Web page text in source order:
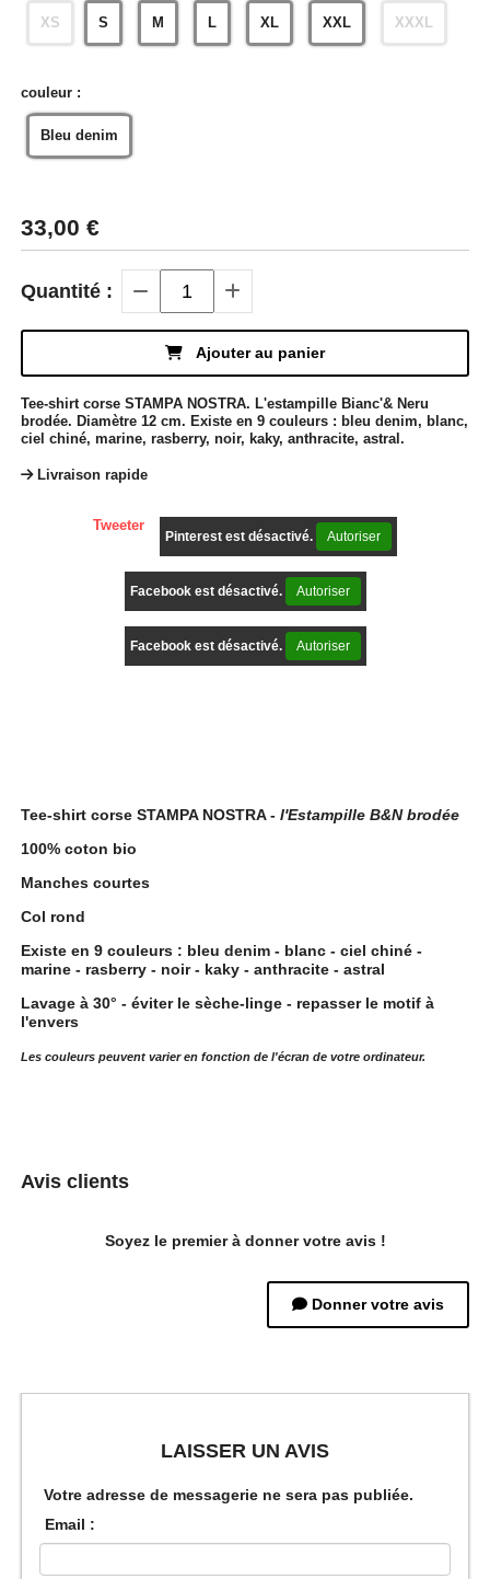
XS S M L XL XXL XXXL
couleur :
Bleu denim
33,00 €
Quantité :
Ajouter au panier
Tee-shirt corse STAMPA NOSTRA. L'estampille Bianc'& Neru
brodée. Diamètre 12 cm. Existe en 9 couleurs : bleu denim, blanc,
ciel chiné, marine, rasberry, noir, kaky, anthracite, astral.
Livraison rapide
Tweeter
Pinterest est désactivé. Autoriser
Facebook est désactivé. Autoriser
Facebook est désactivé. Autoriser
Tee-shirt corse STAMPA NOSTRA -l'Estampille B&N brodée
100% coton bio
Manches courtes
Col rond
Existe en 9 couleurs : bleu denim - blanc - ciel chiné -
marine - rasberry - noir - kaky - anthracite - astral
Lavage à 30° - éviter le sèche-linge - repasser le motif à
l'envers
Les couleurs peuvent varier en fonction de l'écran de votre ordinateur.
Avis clients
Soyez le premier à donner votre avis !
Donner votre avis
LAISSER UN AVIS
Votre adresse de messagerie ne sera pas publiée.
Email :